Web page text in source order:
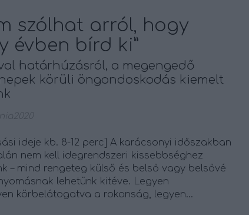
szólhat arról, hogy
évben bírd ki”
határhúzásról, a megengedő
körüli öngondoskodás kiemelt
ideje kb. 8-12 perc] A karácsonyi időszakban
nem kell idegrendszeri kissebbséghez
– mind rengeteg külső és belső vagy belsővé
lehetünk kitéve. Legyen
körbelátogatva a rokonság, legyen…